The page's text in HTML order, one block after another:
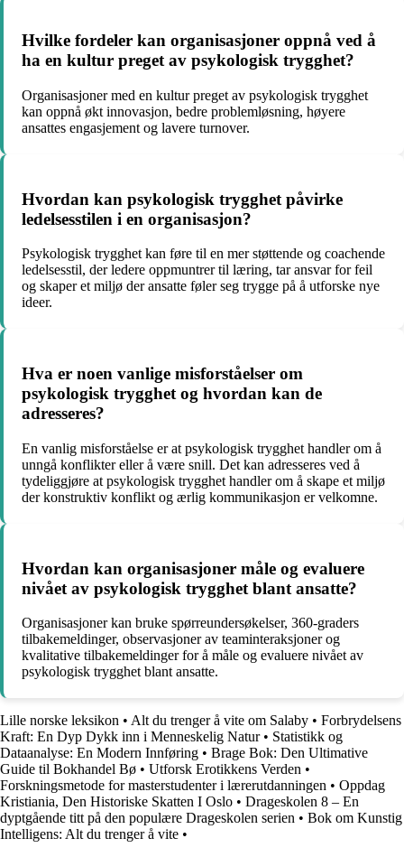
Hvilke fordeler kan organisasjoner oppnå ved å
ha en kultur preget av psykologisk trygghet?
Organisasjoner med en kultur preget av psykologisk trygghet
kan oppnå økt innovasjon, bedre problemløsning, høyere
ansattes engasjement og lavere turnover.
Hvordan kan psykologisk trygghet påvirke
ledelsesstilen i en organisasjon?
Psykologisk trygghet kan føre til en mer støttende og coachende
ledelsesstil, der ledere oppmuntrer til læring, tar ansvar for feil
og skaper et miljø der ansatte føler seg trygge på å utforske nye
ideer.
Hva er noen vanlige misforståelser om
psykologisk trygghet og hvordan kan de
adresseres?
En vanlig misforståelse er at psykologisk trygghet handler om å
unngå konflikter eller å være snill. Det kan adresseres ved å
tydeliggjøre at psykologisk trygghet handler om å skape et miljø
der konstruktiv konflikt og ærlig kommunikasjon er velkomne.
Hvordan kan organisasjoner måle og evaluere
nivået av psykologisk trygghet blant ansatte?
Organisasjoner kan bruke spørreundersøkelser, 360-graders
tilbakemeldinger, observasjoner av teaminteraksjoner og
kvalitative tilbakemeldinger for å måle og evaluere nivået av
psykologisk trygghet blant ansatte.
Lille norske leksikon • Alt du trenger å vite om Salaby • Forbrydelsens
Kraft: En Dyp Dykk inn i Menneskelig Natur• Statistikk og
Dataanalyse: En Modern Innføring • Brage Bok: Den Ultimative
Guide til Bokhandel Bø • Utforsk Erotikkens Verden •
Forskningsmetode for masterstudenter i lærerutdanningen • Oppdag
Kristiania, Den Historiske Skatten I Oslo • Drageskolen 8 – En
dyptgående titt på den populære Drageskolen serien • Bok om Kunstig
Intelligens: Alt du trenger å vite •